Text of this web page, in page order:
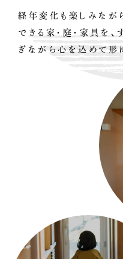
経年変化も楽しみながら
できる家・庭・家具を、
ぎながら 心を込めて形